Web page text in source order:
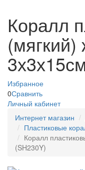
Коралл
Избранное
0Сравнить
Личный кабинет
Интернет магазин
Пластиковые
Коралл
(SH230Y)